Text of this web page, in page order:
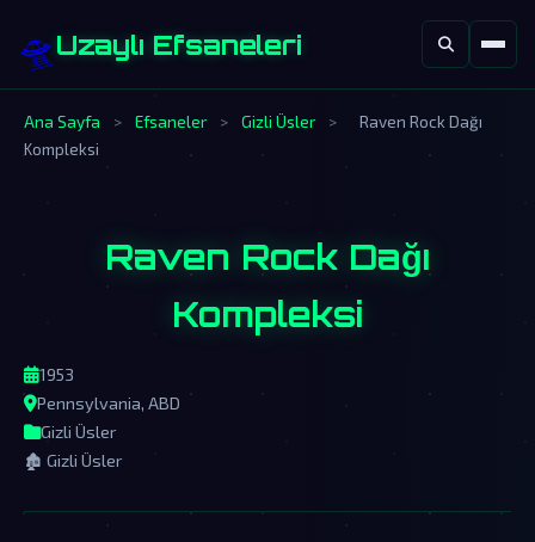
🛸Uzaylı Efsaneleri
Ana Sayfa > Efsaneler > Gizli Üsler >
Raven Rock Dağı
Kompleksi
Raven Rock Dağı
Kompleksi
1953
Pennsylvania, ABD
Gizli Üsler
🏚️ Gizli Üsler